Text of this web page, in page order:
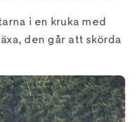
i en kruka med
den går att skörda